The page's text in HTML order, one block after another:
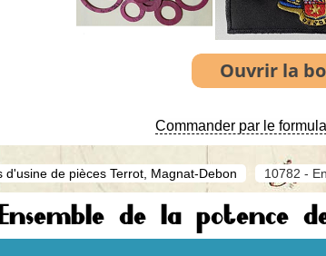
Commander par le
d'usine de pièces Terrot, Magnat-Debon 10782 -
de la potence